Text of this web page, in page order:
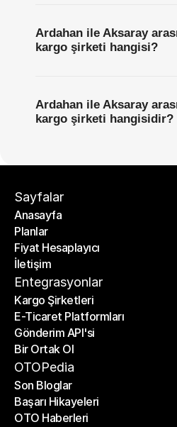
Ardahan ile Aksaray
kargo şirketi hangisi?
Ardahan ile Aksaray
kargo şirketi hangisidir?
Sayfalar
Anasayfa
Anasayfa
Planlar
Planlar
Fiyat Hesaplayıcı
Fiyat Hesaplayıcı
İletişim
İletişim
Entegrasyonlar
Kargo Şirketleri
Kargo Şirketleri
E-Ticaret Platformları
E-Ticaret Platformları
Gönderim API'si
Gönderim API'si
Bir Ortak Ol
Bir Ortak Ol
OTOPedia
Son Bloglar
Son Bloglar
Başarı Hikayeleri
Başarı Hikayeleri
OTO Haberleri